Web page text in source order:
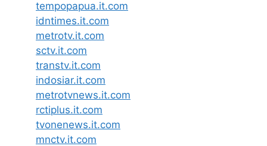
tempopapua.it.com
idntimes.it.com
metrotv.it.com
sctv.it.com
transtv.it.com
indosiar.it.com
metrotvnews.it.com
rctiplus.it.com
tvonenews.it.com
mnctv.it.com